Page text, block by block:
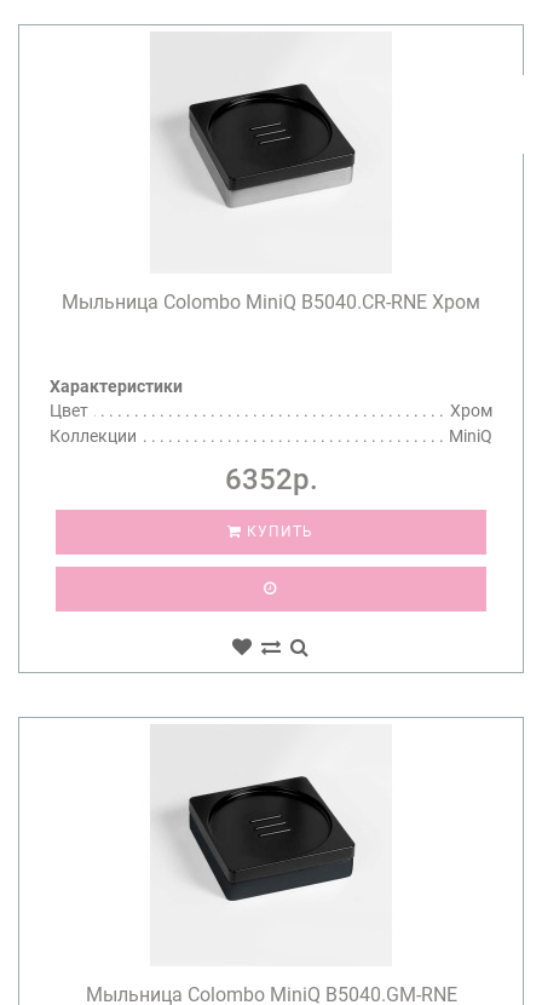
Мыльница Colombo MiniQ B5040.CR-RNE Хром
Характеристики
Цвет
Хром
Коллекции
MiniQ
6352р.
КУПИТЬ
Мыльница Colombo MiniQ B5040.GM-RNE